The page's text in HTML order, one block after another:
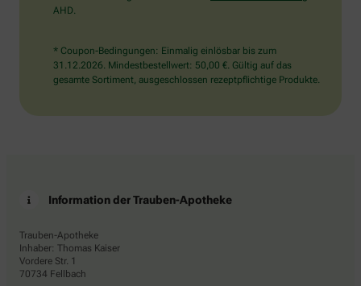
AHD.
* Coupon-Bedingungen: Einmalig einlösbar bis zum
31.12.2026. Mindestbestellwert: 50,00 €. Gültig auf das
gesamte Sortiment, ausgeschlossen rezeptpflichtige Produkte.
Information der Trauben-Apotheke
Trauben-Apotheke
Inhaber: Thomas Kaiser
Vordere Str. 1
70734 Fellbach